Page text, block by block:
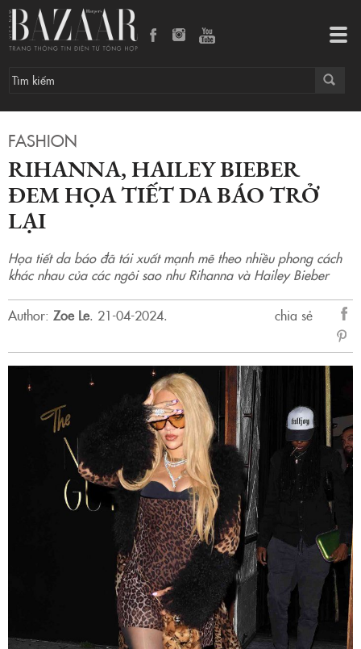
FASHION
RIHANNA, HAILEY BIEBER
ĐEM HỌA TIẾT DA BÁO TRỞ
LẠI
Họa tiết da báo đã tái xuất mạnh mẽ theo nhiều phong cách
khác nhau của các ngôi sao như Rihanna và Hailey Bieber
Author: Zoe Le. 21-04-2024.
chia sẻ
sẻ
Rihanna, Hailey Bieber đem họa tiết da báo trở lại